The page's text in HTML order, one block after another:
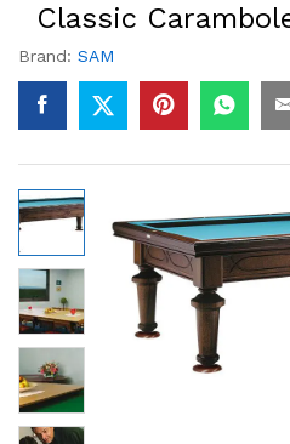
Classic
Brand: SAM